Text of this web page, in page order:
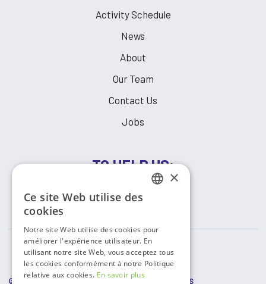
Activity Schedule
News
About
Our Team
Contact Us
Jobs
TO HELP US:
MAKE A DONATION
© COPYRIGHT 2026 RESSOURCES COMMUNAUTAIRES
ENGLISH
×
Ce site Web utilise des
cookies
Notre site Web utilise des cookies pour
améliorer l'expérience utilisateur. En
utilisant notre site Web, vous acceptez tous
les cookies conformément à notre Politique
relative aux cookies. En savoir plus